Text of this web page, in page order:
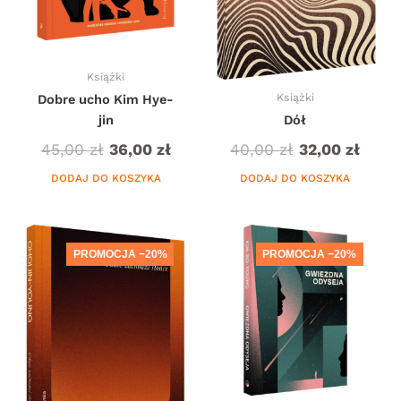
Książki
Dobre ucho Kim Hye-
jin
45,00zł 36,00 zł
DODAJ DO KOSZYKA
Książki
Dół
40,00zł 32,00zł
DODAJ DO KOSZYKA
PROMOCJA −20% PROMOCJA −20%